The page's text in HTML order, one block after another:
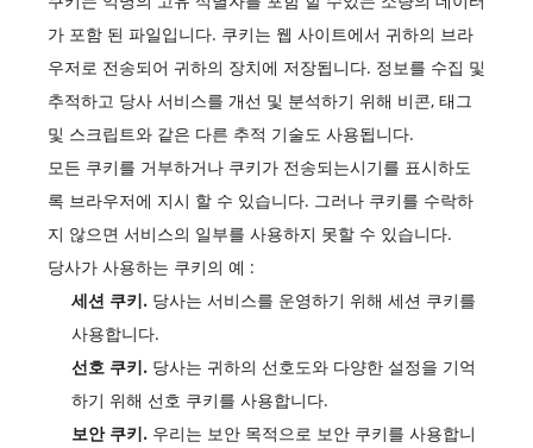
가 포함 된 파일입니다. 쿠키는 웹 사이트에서 귀하의 브라
우저로 전송되어 귀하의 장치에 저장됩니다. 정보를 수집 및
추적하고 당사 서비스를 개선 및 분석하기 위해 비콘, 태그
및 스크립트와 같은 다른 추적 기술도 사용됩니다.
모든 쿠키를 거부하거나 쿠키가 전송되는시기를 표시하도
록 브라우저에 지시 할 수 있습니다. 그러나 쿠키를 수락하
지 않으면 서비스의 일부를 사용하지 못할 수 있습니다.
당사가 사용하는 쿠키의 예 :
세션 쿠키. 당사는 서비스를 운영하기 위해 세션 쿠키를
사용합니다.
선호 쿠키. 당사는 귀하의 선호도와 다양한 설정을 기억
하기 위해 선호 쿠키를 사용합니다.
보안 쿠키. 우리는 보안 목적으로 보안 쿠키를 사용합니